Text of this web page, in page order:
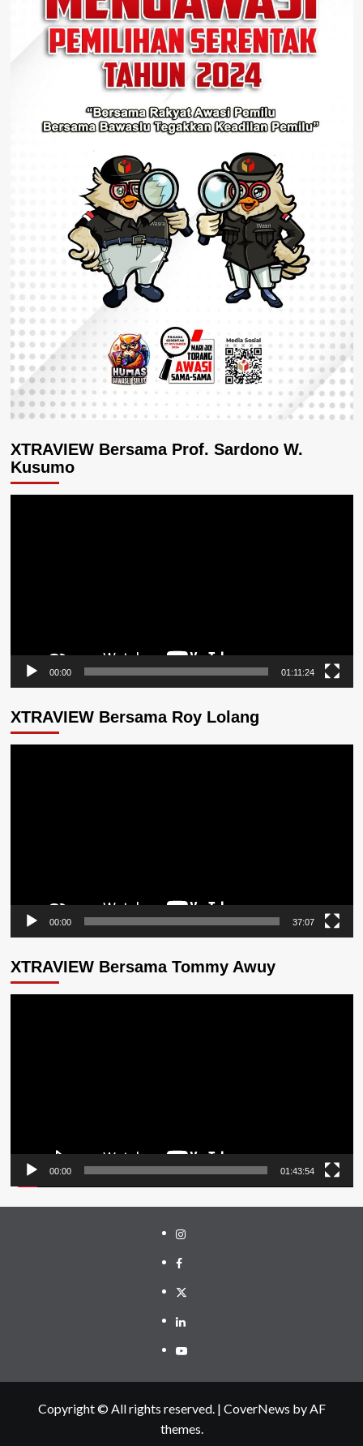
XTRAVIEW Bersama Prof. Sardono W.
Kusumo
00:00 01:11:24
XTRAVIEW Bersama Roy Lolang
00:00 37:07
XTRAVIEW Bersama Tommy Awuy
00:00 01:43:54
Instagram
Facebook
Twitter
Linkedin
Youtube
Copyright © All rights reserved. | CoverNews by AF
themes.